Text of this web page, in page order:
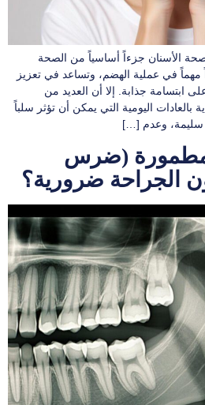
الأسنان جزءاً أساسياً من الصحة
مهماً في عملية الهضم، وتساعد في تعزيز
ابتسامة جذابة. إلا أن العديد من
اليومية التي يمكن أن تؤثر سلباً
سليمة، وعدم […]
المطمورة (ضرس
الجراحة ضرورية؟